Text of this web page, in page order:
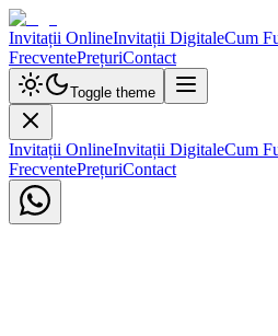
Invitații OnlineInvitații DigitaleCum
FrecventePrețuriContact
Toggle theme
Invitații OnlineInvitații DigitaleCum
FrecventePrețuriContact